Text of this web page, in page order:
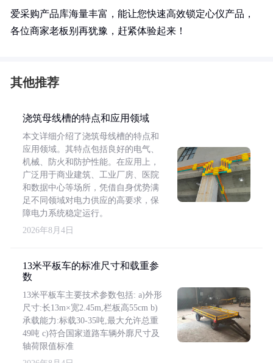
爱采购产品库海量丰富，能让您快速高效锁定心仪产品，
各位商家老板别再犹豫，赶紧体验起来！
其他推荐
浇筑母线槽的特点和应用领域
本文详细介绍了浇筑母线槽的特点和
应用领域。其特点包括良好的电气、
机械、防火和防护性能。在应用上，
广泛用于商业建筑、工业厂房、医院
和数据中心等场所，凭借自身优势满
足不同领域对电力供应的高要求，保
障电力系统稳定运行。
2026年8月4日
13米平板车的标准尺寸和载重参
数
13米平板车主要技术参数包括: a)外形
尺寸:长13m×宽2.45m,栏板高55cm b)
承载能力:标载30-35吨,最大允许总重
49吨 c)符合国家道路车辆外廓尺寸及
轴荷限值标准